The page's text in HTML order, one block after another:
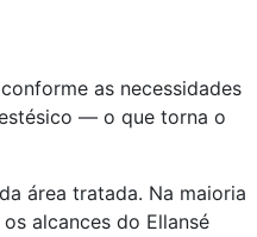
as necessidades
— o que torna o
área tratada. Na maioria
alcances do Ellansé